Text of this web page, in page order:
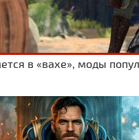
в «вахе», моды